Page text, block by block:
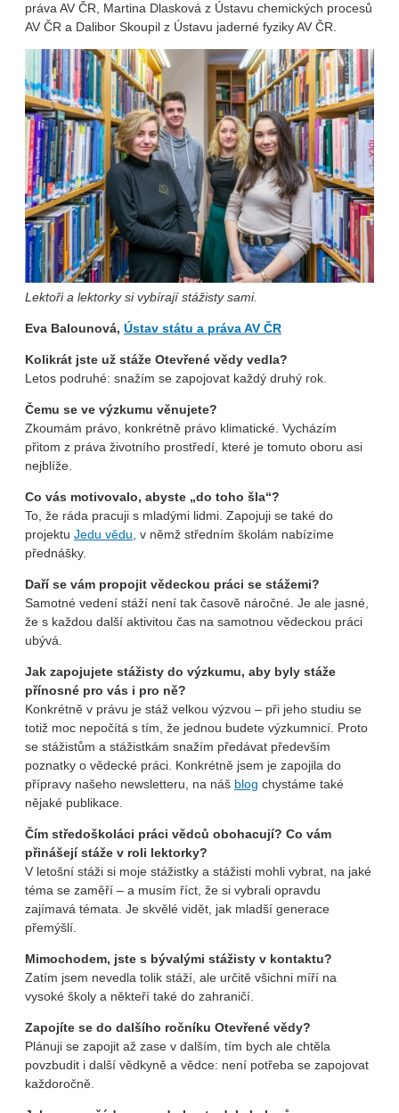
práva AV ČR, Martina Dlasková z Ústavu chemických procesů
AV ČR a Dalibor Skoupil z Ústavu jaderné fyziky AV ČR.
Lektoři a lektorky si vybírají stážisty sami.
Eva Balounová, Ústav státu a práva AV ČR
Kolikrát jste už stáže Otevřené vědy vedla?
Letos podruhé: snažím se zapojovat každý druhý rok.
Čemu se ve výzkumu věnujete?
Zkoumám právo, konkrétně právo klimatické. Vycházím
přitom z práva životního prostředí, které je tomuto oboru asi
nejblíže.
Co vás motivovalo, abyste „do toho šla“?
To, že ráda pracuji s mladými lidmi. Zapojuji se také do
projektu Jedu vědu , v němž středním školám nabízíme
přednášky.
Daří se vám propojit vědeckou práci se stážemi?
Samotné vedení stáží není tak časově náročné. Je ale jasné,
že s každou další aktivitou čas na samotnou vědeckou práci
ubývá.
Jak zapojujete stážisty do výzkumu, aby byly stáže
přínosné pro vás i pro ně?
Konkrétně v právu je stáž velkou výzvou – při jeho studiu se
totiž moc nepočítá s tím, že jednou budete výzkumnicí. Proto
se stážistům a stážistkám snažím předávat především
poznatky o vědecké práci. Konkrétně jsem je zapojila do
přípravy našeho newsletteru, na náš blog chystáme také
nějaké publikace.
Čím středoškoláci práci vědců obohacují? Co vám
přinášejí stáže v roli lektorky?
V letošní stáži si moje stážistky a stážisti mohli vybrat, na jaké
téma se zaměří – a musím říct, že si vybrali opravdu
zajímavá témata. Je skvělé vidět, jak mladší generace
přemýšlí.
Mimochodem, jste s bývalými stážisty v kontaktu?
Zatím jsem nevedla tolik stáží, ale určitě všichni míří na
vysoké školy a někteří také do zahraničí.
Zapojíte se do dalšího ročníku Otevřené vědy?
Plánuji se zapojit až zase v dalším, tím bych ale chtěla
povzbudit i další vědkyně a vědce: není potřeba se zapojovat
každoročně.